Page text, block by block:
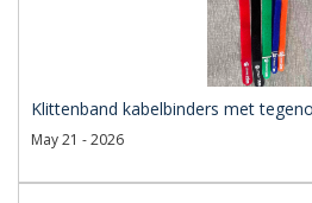
Klittenband kabelbinders met
May 21 - 2026